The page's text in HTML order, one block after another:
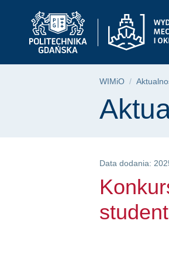
głównego
wyszukiwarki
Konkurs
WIMiO
Treść
Data dodania: